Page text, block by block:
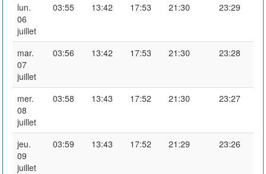
lun.
06
juillet
03:55 13:42 17:53 21:30 23:29
mar.
07
juillet
03:56 13:42 17:53 21:30 23:28
mer.
08
juillet
03:58 13:43 17:52 21:30 23:27
jeu.
09
juillet
03:59 13:43 17:52 21:29 23:26